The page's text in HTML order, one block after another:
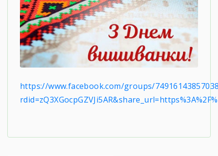
https://www.facebook.com/groups/